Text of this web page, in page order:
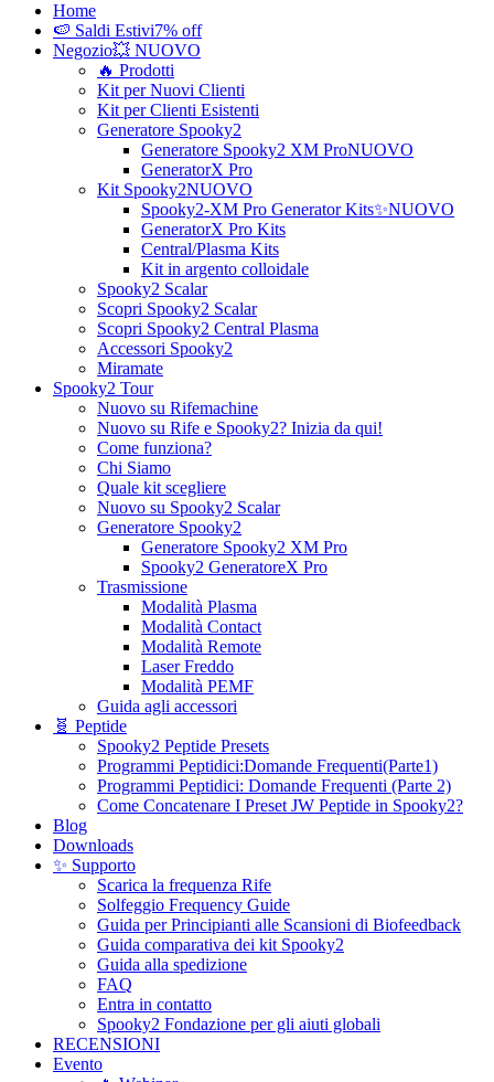
Home
🍉 Saldi Estivi7% off
Negozio💥 NUOVO
🔥 Prodotti
Kit per Nuovi Clienti
Kit per Clienti Esistenti
Generatore Spooky2
Generatore Spooky2 XM ProNUOVO
GeneratorX Pro
Kit Spooky2NUOVO
Spooky2-XM Pro Generator Kits✨NUOVO
GeneratorX Pro Kits
Central/Plasma Kits
Kit in argento colloidale
Spooky2 Scalar
Scopri Spooky2 Scalar
Scopri Spooky2 Central Plasma
Accessori Spooky2
Miramate
Spooky2 Tour
Nuovo su Rifemachine
Nuovo su Rife e Spooky2? Inizia da qui!
Come funziona?
Chi Siamo
Quale kit scegliere
Nuovo su Spooky2 Scalar
Generatore Spooky2
Generatore Spooky2 XM Pro
Spooky2 GeneratoreX Pro
Trasmissione
Modalità Plasma
Modalità Contact
Modalità Remote
Laser Freddo
Modalità PEMF
Guida agli accessori
🧬 Peptide
Spooky2 Peptide Presets
Programmi Peptidici:Domande Frequenti(Parte1)
Programmi Peptidici: Domande Frequenti (Parte 2)
Come Concatenare I Preset JW Peptide in Spooky2?
Blog
Downloads
✨ Supporto
Scarica la frequenza Rife
Solfeggio Frequency Guide
Guida per Principianti alle Scansioni di Biofeedback
Guida comparativa dei kit Spooky2
Guida alla spedizione
FAQ
Entra in contatto
Spooky2 Fondazione per gli aiuti globali
RECENSIONI
Evento